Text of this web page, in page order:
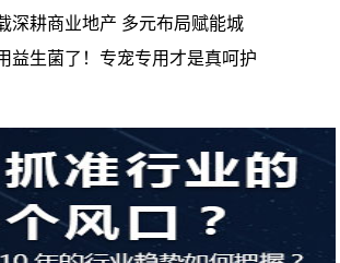
深耕商业地产 多元布局赋能城
益生菌了！专宠专用才是真呵护